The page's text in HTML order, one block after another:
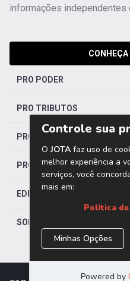
informações independentes
PRO PODER
PRO TRIBUTOS
PRO TRABALHISTA
PRO SAÚDE
EDITORIAS
SOBRE O JOTA